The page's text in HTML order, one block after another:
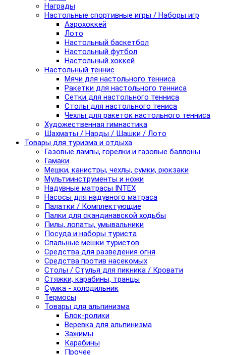
Награды
Настольные спортивные игры / Наборы игр
Аэрохоккей
Лото
Настольный баскетбол
Настольный футбол
Настольный хоккей
Настольный теннис
Мячи для настольного тенниса
Ракетки для настольного тенниса
Сетки для настольного тенниса
Столы для настольного тениса
Чехлы для ракеток настольного тенниса
Художественная гимнастика
Шахматы / Нарды / Шашки / Лото
Товары для туризма и отдыха
Газовые лампы, горелки и газовые баллоны
Гамаки
Мешки, канистры, чехлы, сумки, рюкзаки
Мультиинструменты и ножи
Надувные матрасы INTEX
Насосы для надувного матраса
Палатки / Комплектующие
Палки для скандинавской ходьбы
Пилы, лопаты, умывальники
Посуда и наборы туриста
Спальные мешки туристов
Средства для разведения огня
Средства против насекомых
Столы / Стулья для пикника / Кровати
Стяжки, карабины, транцы
Сумка - холодильник
Термосы
Товары для альпинизма
Блок-ролики
Веревка для альпинизма
Зажимы
Карабины
Прочее